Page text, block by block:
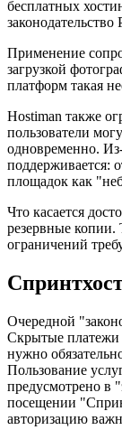
бесплатных
законодательство
Применение
загрузкой
платформ такая
Hostiman также
пользователи
одновременно.
поддерживается:
площадок как
Что касается
резервные копии.
ограничений
Очередной
Скрытые платежи
нужно
Пользование
предусмотрено в
посещении
авторизацию